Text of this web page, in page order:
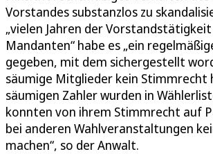
Vorstandes substanzlos zu
„vielen Jahren der
Mandanten“ habe es „ein
gegeben, mit dem sichergestellt
säumige Mitglieder kein Stimmrecht
säumigen Zahler wurden in
konnten von ihrem Stimmrecht auf
bei anderen Wahlveranstaltungen
machen“, so der Anwalt.